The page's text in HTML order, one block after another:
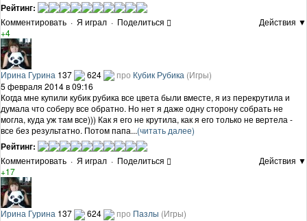
Рейтинг:
Комментировать · Я играл · Поделиться
Действия ▼
+4
Ирина Гурина 137 624 про Кубик Рубика (Игры)
5 февраля 2014 в 09:16
Когда мне купили кубик рубика все цвета были вместе, я из перекрутила и
думала что соберу все обратно. Но нет я даже одну сторону собрать не
могла, куда уж там все))) Как я его не крутила, как я его только не вертела -
все без результатно. Потом папа...(читать далее)
Рейтинг:
Комментировать · Я играл · Поделиться
Действия ▼
+17
Ирина Гурина 137 624 про Пазлы (Игры)